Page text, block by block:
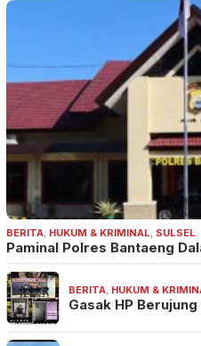
BERITA HUKUM & KRIMINAL SULSEL
Paminal Polres Bantaeng
BERITA HUKUM &
Gasak HP